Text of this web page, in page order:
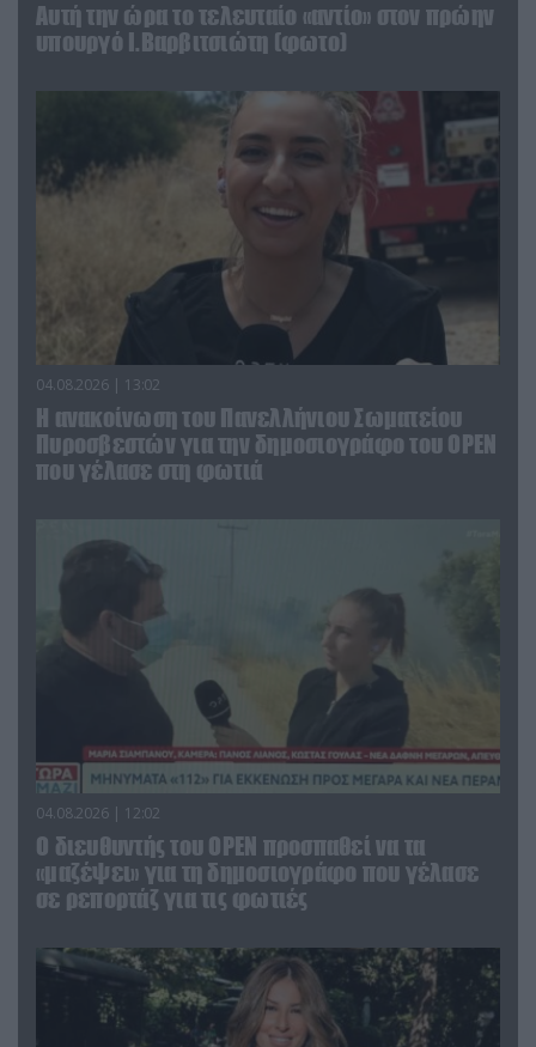
Αυτή την ώρα το τελευταίο «αντίο» στον πρώην
υπουργό Ι.Βαρβιτσιώτη (φωτο)
04.08.2026 | 13:02
Η ανακοίνωση του Πανελλήνιου Σωματείου
Πυροσβεστών για την δημοσιογράφο του OPEN
που γέλασε στη φωτιά
04.08.2026 | 12:02
O διευθυντής του OPEN προσπαθεί να τα
«μαζέψει» για τη δημοσιογράφο που γέλασε
σε ρεπορτάζ για τις φωτιές